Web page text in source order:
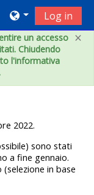
×
un accesso
Chiudendo
l'informativa
Toggle search
Log in
2022.
sono stati
a fine gennaio.
in base